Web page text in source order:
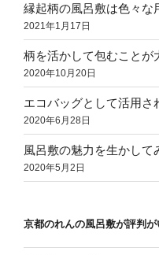
縁起柄の風呂敷は色々な
2021年1月17日
柄を活かして包むことが
2020年10月20日
エコバッグとして活用さ
2020年6月28日
風呂敷の魅力を生かして
2020年5月2日
京都のれんの風呂敷が評判が